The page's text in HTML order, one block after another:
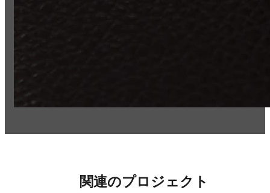
関連のプロジェクト